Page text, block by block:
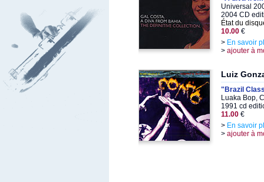
Universal
2004 CD
État du
10.00 €
> En savoir
> ajouter à
Luiz
"Brazil
Luaka Bop,
1991 cd
11.00 €
> En savoir
> ajouter à